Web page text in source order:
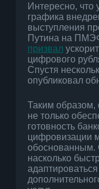
Интересно, что
графика
выступления
Путина на
призвал
цифрового
Спустя
опубликовал
Таким образом,
не только
готовность
цифровизации
обоснованным.
насколько